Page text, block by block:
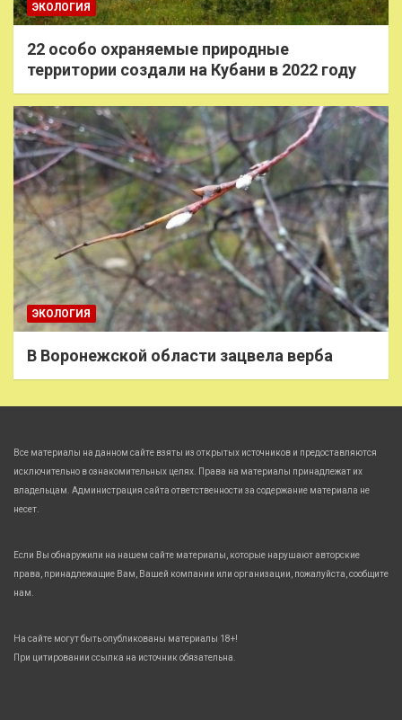
ЭКОЛОГИЯ
22 особо охраняемые природные
территории создали на Кубани в 2022 году
ЭКОЛОГИЯ
В Воронежской области зацвела верба
Все материалы на данном сайте взяты из открытых источников и предоставляются
исключительно в ознакомительных целях. Права на материалы принадлежат их
владельцам. Администрация сайта ответственности за содержание материала не
несет.
Если Вы обнаружили на нашем сайте материалы, которые нарушают авторские
права, принадлежащие Вам, Вашей компании или организации, пожалуйста, сообщите
нам.
На сайте могут быть опубликованы материалы 18+!
При цитировании ссылка на источник обязательна.